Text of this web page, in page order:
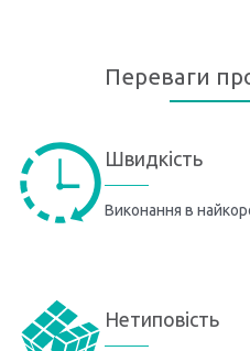
Переваги
Швидкість
Виконання в
Нетиповість